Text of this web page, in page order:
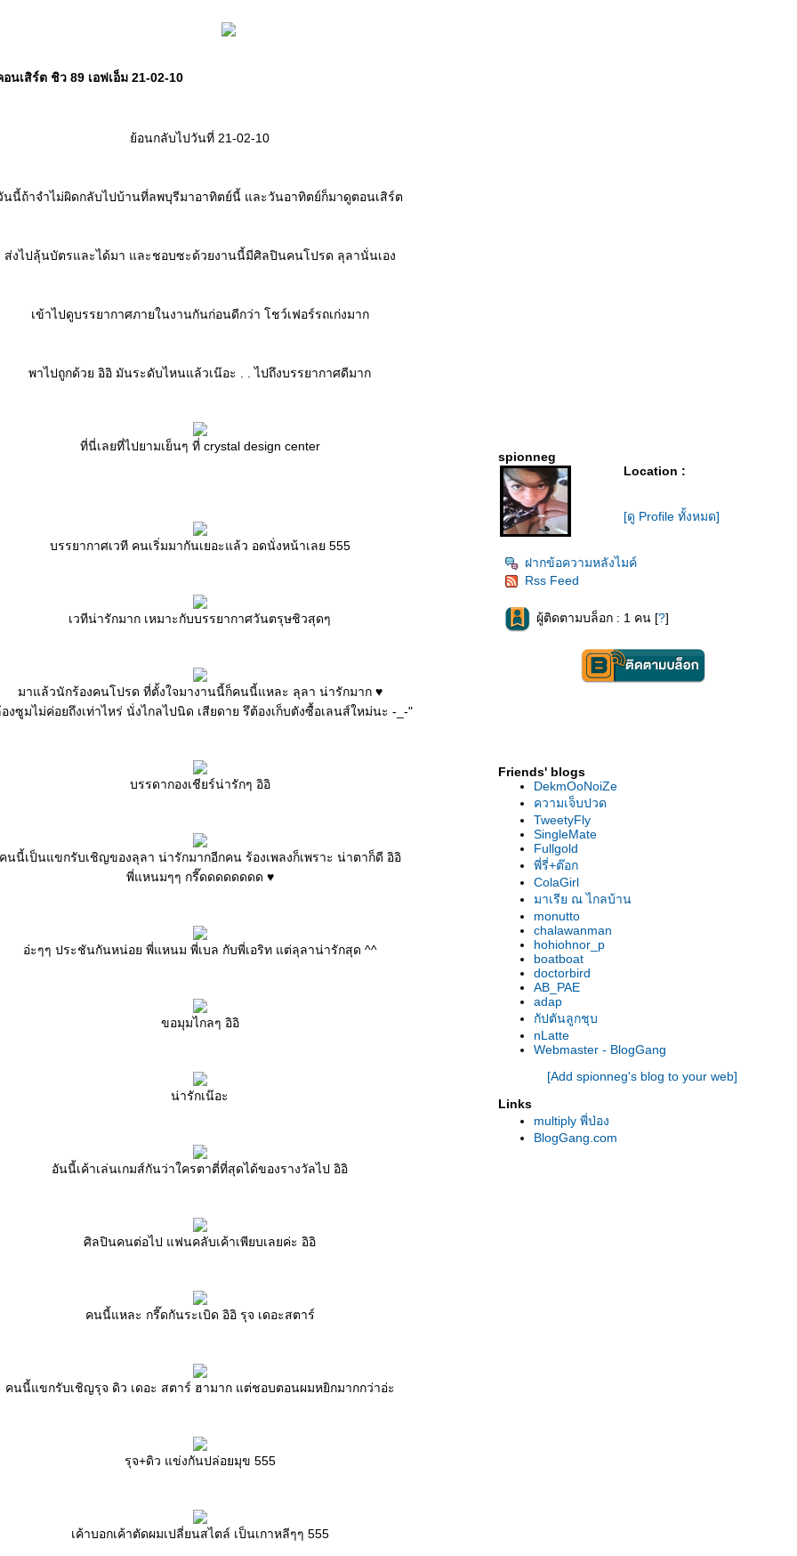
เสิร์ต ชิว 89 เอฟเอ็ม 21-02-10
้อนกลับไปวันที่ 21-02-10
นนี้ถ้าจำไม่ผิดกลับไปบ้านที่ลพบุรีมาอาทิตย์นี้ และวันอาทิตย์ก็มาดูตอนเสิร์ต
ส่งไปลุ้นบัตรและได้มา และชอบซะด้วยงานนี้มีศิลปินคนโปรด ลุลานั่นเอง
เข้าไปดูบรรยากาศภายในงานกันก่อนดีกว่า โชว์เฟอร์รถเก่งมาก
พาไปถูกด้วย อิอิ มันระดับไหนแล้วเน๊อะ . . ไปถึงบรรยากาศดีมาก
ที่นี่เลยที่ไปยามเย็นๆ ที่ crystal design center
บรรยากาศเวที คนเริ่มมากันเยอะแล้ว อดนั่งหน้าเลย 555
เวทีน่ารักมาก เหมาะกับบรรยากาศวันตรุษชิวสุดๆ
มาแล้วนักร้องคนโปรด ที่ตั้งใจมางานนี้ก็คนนี้แหละ ลุลา น่ารักมาก ♥
งซูมไม่ค่อยถึงเท่าไหร่ นั่งไกลไปนิด เสียดาย รึต้องเก็บตังซื้อเลนส์ใหม่นะ -_-"
บรรดากองเชียร์น่ารักๆ อิอิ
คนนี้เป็นแขกรับเชิญของลุลา น่ารักมากอีกคน ร้องเพลงก็เพราะ น่าตาก็ดี อิอิ
พี่แหนมๆๆ กรี๊ดดดดดดดด ♥
อ่ะๆๆ ประชันกันหน่อย พี่แหนม พี่เบล กับพี่เอริท แต่ลุลาน่ารักสุด ^^
ขอมุมไกลๆ อิอิ
น่ารักเน๊อะ
อันนี้เค้าเล่นเกมส์กันว่าใครตาตี่ที่สุดได้ของรางวัลไป อิอิ
ศิลปินคนต่อไป แฟนคลับเค้าเพียบเลยค่ะ อิอิ
คนนี้แหละ กรี๊ดกันระเบิด อิอิ รุจ เดอะสตาร์
คนนี้แขกรับเชิญรุจ ดิว เดอะ สตาร์ ฮามาก แต่ชอบตอนผมหยิกมากกว่าอ่ะ
รุจ+ดิว แข่งกันปล่อยมุข 555
เค้าบอกเค้าตัดผมเปลี่ยนสไตล์ เป็นเกาหลีๆๆ 555
spionneg
Location :
[ดู Profile ทั้งหมด]
ฝากข้อความหลังไมค์
Rss Feed
ผู้ติดตามบล็อก : 1 คน [?]
Friends' blogs
DekmOoNoiZe
ความเจ็บปวด
TweetyFly
SingleMate
Fullgold
พี่รี่+ต๊อก
ColaGirl
มาเรีย ณ ไกลบ้าน
monutto
chalawanman
hohiohnor_p
boatboat
doctorbird
AB_PAE
adap
กัปตันลูกชุบ
nLatte
Webmaster - BlogGang
[Add spionneg's blog to your web]
Links
multiply พี่ป่อง
BlogGang.com